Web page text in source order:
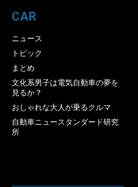
CAR
ニュース
トピック
まとめ
文化系男子は電気自動車の夢を
見るか？
おしゃれな大人が乗るクルマ
自動車ニュースタンダード研究
所